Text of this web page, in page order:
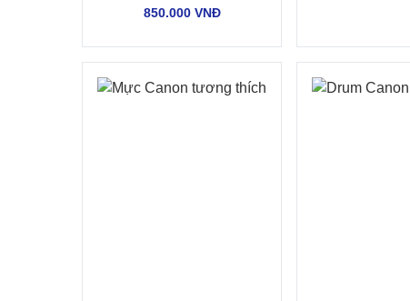
850.000 VNĐ